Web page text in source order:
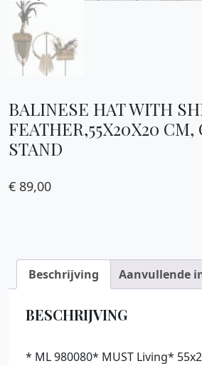
BALINESE HAT WITH
FEATHER,55X20X20 CM,
STAND
€ 89,00
Beschrijving Aanvullende
BESCHRIJVING
* ML 980080* MUST Living*